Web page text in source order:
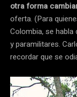
otra forma
oferta. (Para
Colombia, se
y paramilitares.
recordar que se